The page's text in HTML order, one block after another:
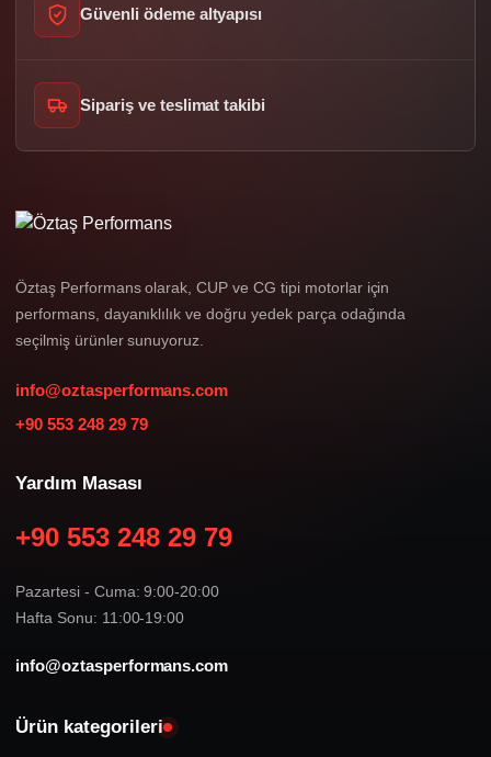
Güvenli ödeme altyapısı
Sipariş ve teslimat takibi
Öztaş Performans olarak, CUP ve CG tipi motorlar için
performans, dayanıklılık ve doğru yedek parça odağında
seçilmiş ürünler sunuyoruz.
info@oztasperformans.com
+90 553 248 29 79
Yardım Masası
+90 553 248 29 79
Pazartesi - Cuma: 9:00-20:00
Hafta Sonu: 11:00-19:00
info@oztasperformans.com
Ürün kategorileri